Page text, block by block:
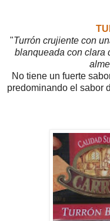
"Turrón crujiente con
blanqueada con clara
No tiene un fuerte
predominando el sabor